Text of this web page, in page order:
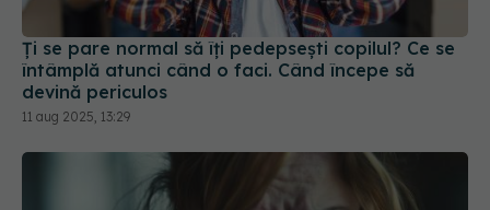
întâmplă atunci când o faci. Când începe să
devină periculos
11 aug 2025, 13:29